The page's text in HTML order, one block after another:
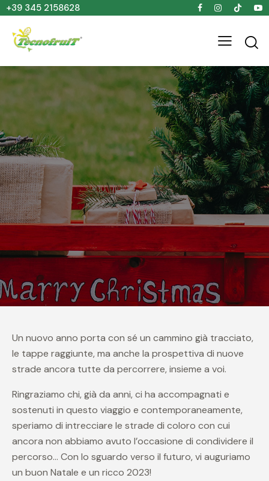
+39 345 2158628
Un nuovo anno porta con sé un cammino già tracciato,
le tappe raggiunte, ma anche la prospettiva di nuove
strade ancora tutte da percorrere, insieme a voi.
Ringraziamo chi, già da anni, ci ha accompagnati e
sostenuti in questo viaggio e contemporaneamente,
speriamo di intrecciare le strade di coloro con cui
ancora non abbiamo avuto l’occasione di condividere il
percorso… Con lo sguardo verso il futuro, vi auguriamo
un buon Natale e un ricco 2023!